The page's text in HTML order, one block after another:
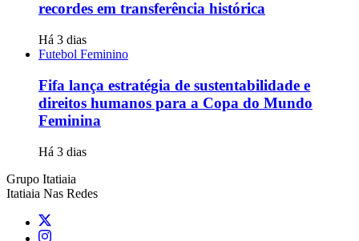
recordes em transferência histórica
Há 3 dias
Futebol Feminino
Fifa lança estratégia de sustentabilidade e
direitos humanos para a Copa do Mundo
Feminina
Há 3 dias
Grupo Itatiaia
Itatiaia Nas Redes